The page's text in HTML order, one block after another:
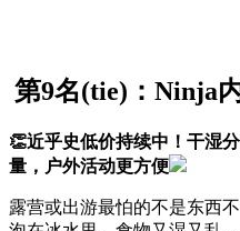
第9名(tie)：Ninja
👏近乎史低价持续中！干湿
量，户外活动更方便
露营或出游最怕的不是东西